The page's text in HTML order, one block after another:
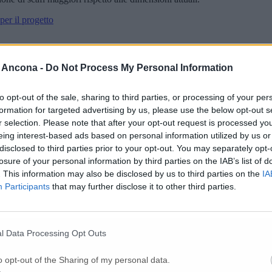
- Do Not Process My Personal Information
opt-out of the sale, sharing to third parties, or processing of your
for targeted advertising by us, please use the below opt-out
selection. Please note that after your opt-out request is processed
interest-based ads based on personal information utilized by us
to third parties prior to your opt-out. You may separately
of your personal information by third parties on the IAB’s list of
This information may also be disclosed by us to third parties on the
Participants that may further disclose it to other third parties.
Data Processing Opt Outs
opt-out of the Sharing of my personal data.
il progetto
ad ampliarsi» (Video)
dell’azienda: 40 milioni per il progetto
navi
a sostenere il progetto»